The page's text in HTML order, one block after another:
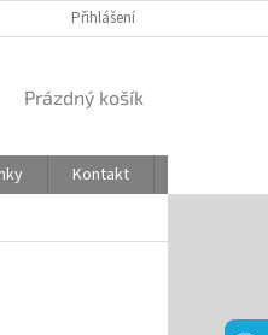
Přihlášení
NÁKUPNÍ
Prázdný košík
Kontakt